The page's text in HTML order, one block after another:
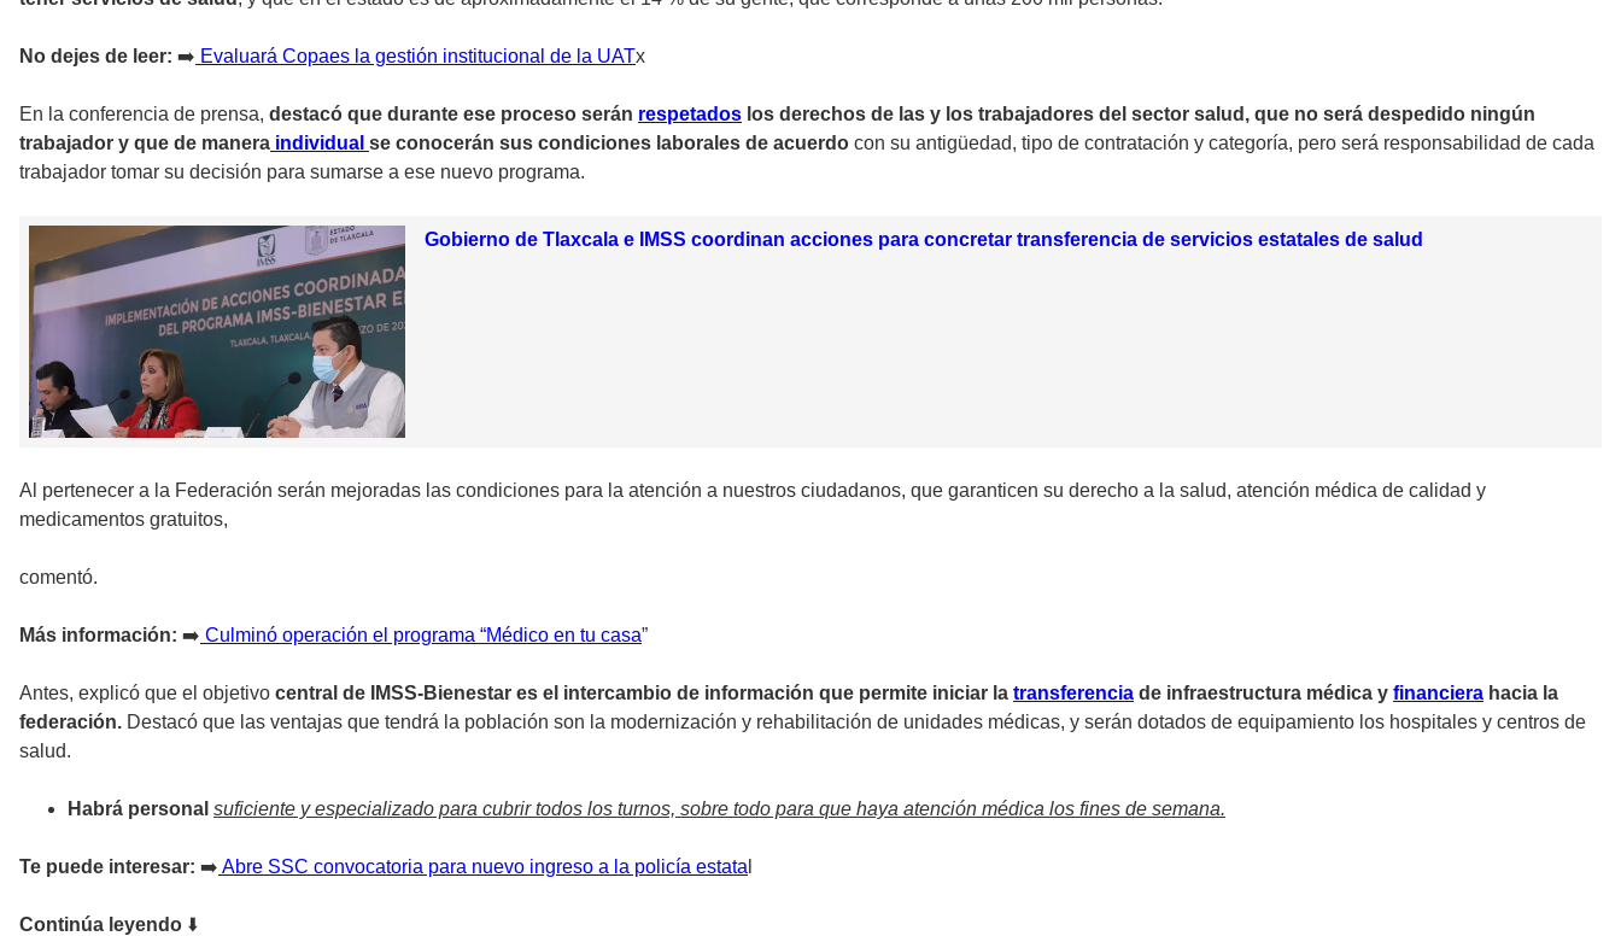
No dejes de leer: ➡️ Evaluará Copaes la gestión institucional de la UATx
En la conferencia de prensa, destacó que durante ese proceso serán respetados los derechos de las y los trabajadores del sector salud, que no será despedido ningún
trabajador y que de manera individual se conocerán sus condiciones laborales de acuerdo con su antigüedad, tipo de contratación y categoría, pero será responsabilidad de cada
trabajador tomar su decisión para sumarse a ese nuevo programa.
Gobierno de Tlaxcala e IMSS coordinan acciones para concretar transferencia de servicios estatales de salud
Al pertenecer a la Federación serán mejoradas las condiciones para la atención a nuestros ciudadanos, que garanticen su derecho a la salud, atención médica de calidad y
medicamentos gratuitos,
comentó.
Más información: ➡️ Culminó operación el programa “Médico en tu casa”
Antes, explicó que el objetivo central de IMSS-Bienestar es el intercambio de información que permite iniciar la transferencia de infraestructura médica y financiera hacia la
federación. Destacó que las ventajas que tendrá la población son la modernización y rehabilitación de unidades médicas, y serán dotados de equipamiento los hospitales y centros de
salud.
Habrá personal suficiente y especializado para cubrir todos los turnos, sobre todo para que haya atención médica los fines de semana.
Te puede interesar: ➡️ Abre SSC convocatoria para nuevo ingreso a la policía estata
Continúa leyendo ⬇️